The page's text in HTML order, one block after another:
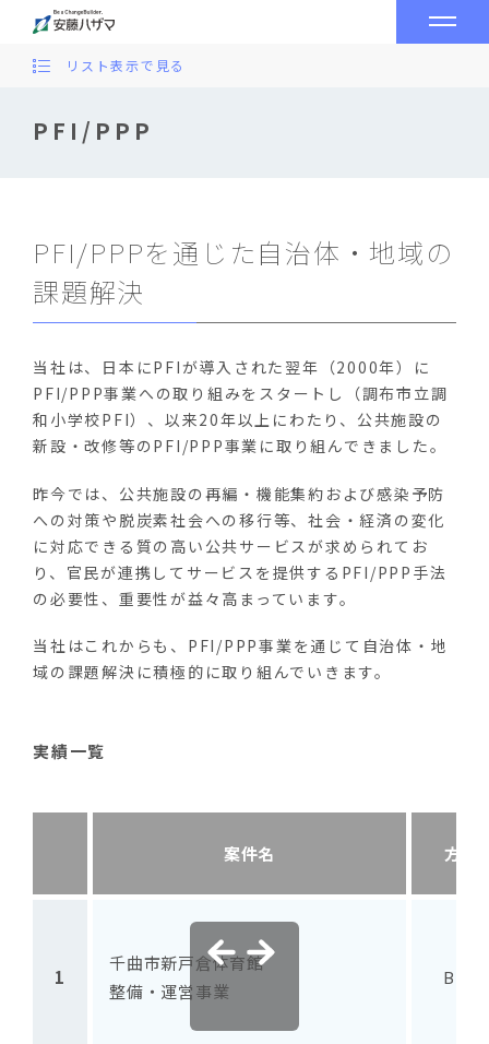
PFI/PPP
リスト表示で見る
PFI/PPPを通じた自治体・地域の
課題解決
当社は、日本にPFIが導入された翌年（2000年）に
PFI/PPP事業への取り組みをスタートし（調布市立調
和小学校PFI）、以来20年以上にわたり、公共施設の
新設・改修等のPFI/PPP事業に取り組んできました。
昨今では、公共施設の再編・機能集約および感染予防
への対策や脱炭素社会への移行等、社会・経済の変化
に対応できる質の高い公共サービスが求められてお
り、官民が連携してサービスを提供するPFI/PPP手法
の必要性、重要性が益々高まっています。
当社はこれからも、PFI/PPP事業を通じて自治体・地
域の課題解決に積極的に取り組んでいきます。
実績一覧
案件名 方式
1
千曲市新戸倉体育館
整備・運営事業
BTO